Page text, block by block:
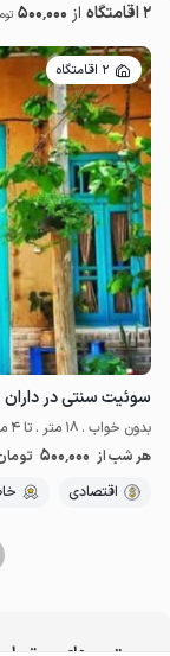
2 اقامتگاه از 500٬000
2 اقامتگاه
سوئیت سنتی در داران
بدون خواب . 18 متر . تا 4 مهمان
هر شب از 500٬000
اقتصادی